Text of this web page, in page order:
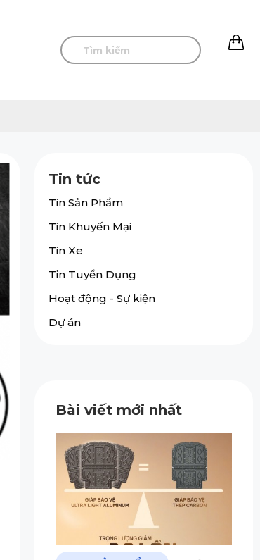
Tin tức
Tin Sản Phẩm
Tin Khuyến Mại
Tin Xe
Tin Tuyển Dụng
Hoạt động - Sự kiện
Dự án
Bài viết mới nhất